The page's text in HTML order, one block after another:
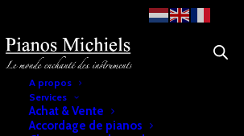
A propos
Services
Achat & Vente
Accordage de pianos